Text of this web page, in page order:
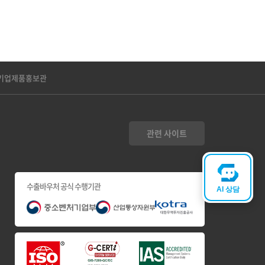
업제품홍보관
관련 사이트
수출바우처 공식 수행기관 AI 상담